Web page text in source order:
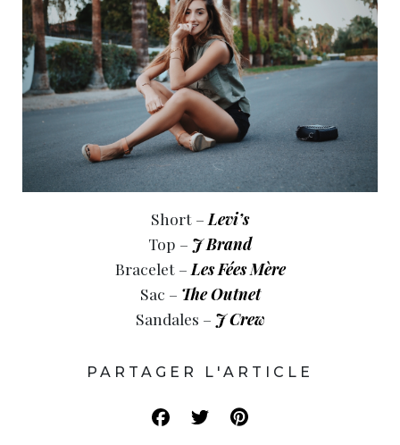
Short – Levi’s
Top – J Brand
Bracelet – Les Fées Mère
Sac – The Outnet
Sandales – J Crew
PARTAGER L'ARTICLE